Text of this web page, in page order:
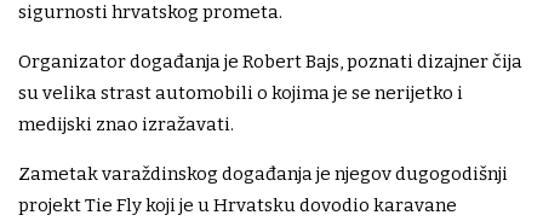
sigurnosti hrvatskog prometa.
Organizator događanja je Robert Bajs, poznati dizajner čija
su velika strast automobili o kojima je se nerijetko i
medijski znao izražavati.
Zametak varaždinskog događanja je njegov dugogodišnji
projekt Tie Fly koji je u Hrvatsku dovodio karavane